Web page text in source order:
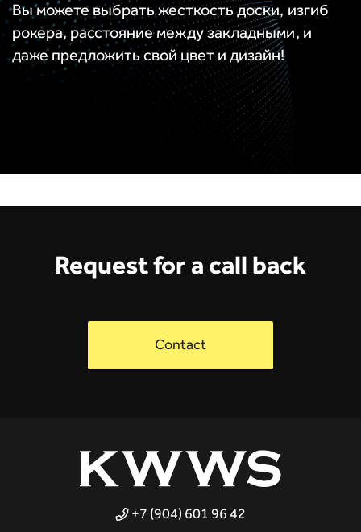
Вы можете выбрать жесткость доски, изгиб
рокера, расстояние между закладными, и
даже предложить свой цвет и дизайн!
Request for a call back
Contact
+7 (904) 601 96 42